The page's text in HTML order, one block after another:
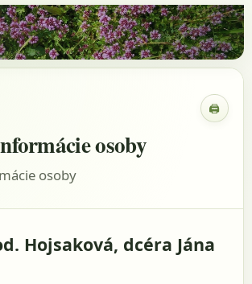
🖨
osoby
osoby
Hojsaková, dcéra Jána